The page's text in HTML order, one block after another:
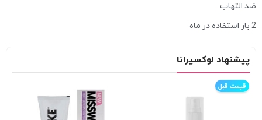
ضد التهاب
2 بار استفاده در ماه
پیشنهاد لوکسیرانا
قیمت قبل